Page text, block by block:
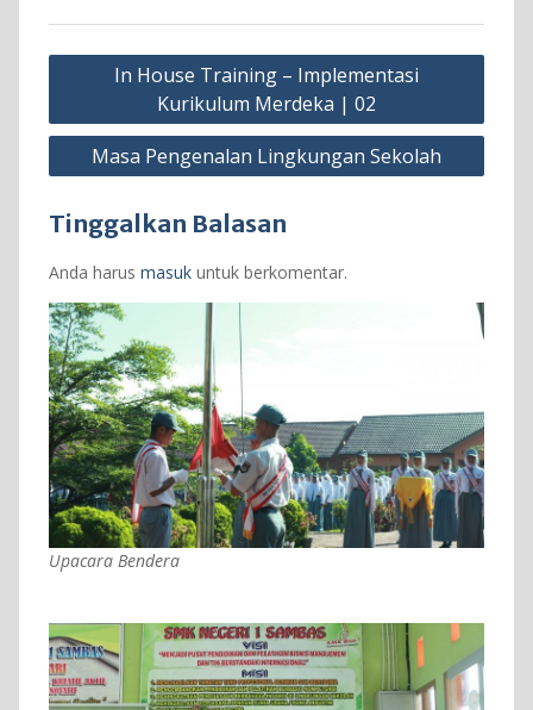
Navigasi
In House Training – Implementasi
Kurikulum Merdeka | 02
Masa Pengenalan Lingkungan Sekolah
Tinggalkan Balasan
Anda harus masukuntuk berkomentar.
Upacara Bendera